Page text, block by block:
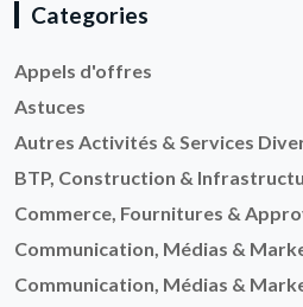
Categories
Appels d'offres
Astuces
Autres Activités & Services
BTP, Construction &
Commerce, Fournitures &
Communication, Médias &
Communication, Médias &